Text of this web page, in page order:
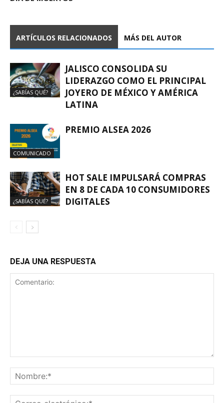
ARTÍCULOS RELACIONADOS MÁS DEL AUTOR
¿SABÍAS QUÉ?
JALISCO CONSOLIDA SU
LIDERAZGO COMO EL PRINCIPAL
JOYERO DE MÉXICO Y AMÉRICA
LATINA
COMUNICADO
PREMIO ALSEA 2026
¿SABÍAS QUÉ?
HOT SALE IMPULSARÁ COMPRAS
EN 8 DE CADA 10 CONSUMIDORES
DIGITALES
DEJA UNA RESPUESTA